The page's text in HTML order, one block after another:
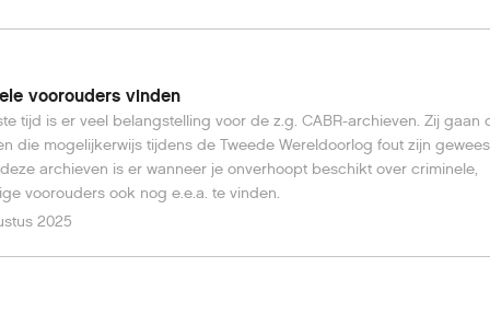
voorouders vinden
tijd is er veel belangstelling voor de z.g. CABR-archieven. Zij gaan
die mogelijkerwijs tijdens de Tweede Wereldoorlog fout zijn
archieven is er wanneer je onverhoopt beschikt over criminele,
voorouders ook nog e.e.a. te vinden.
2025